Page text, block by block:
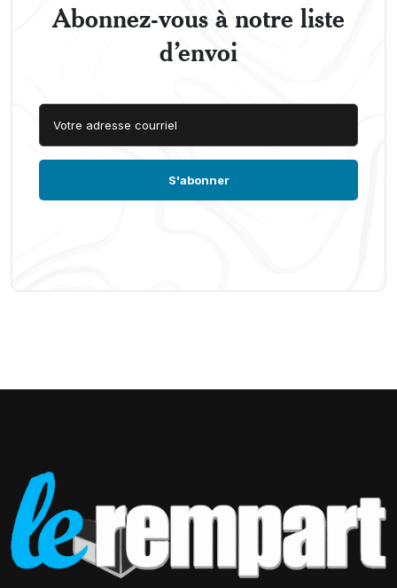
Abonnez-vous à notre liste
d’envoi